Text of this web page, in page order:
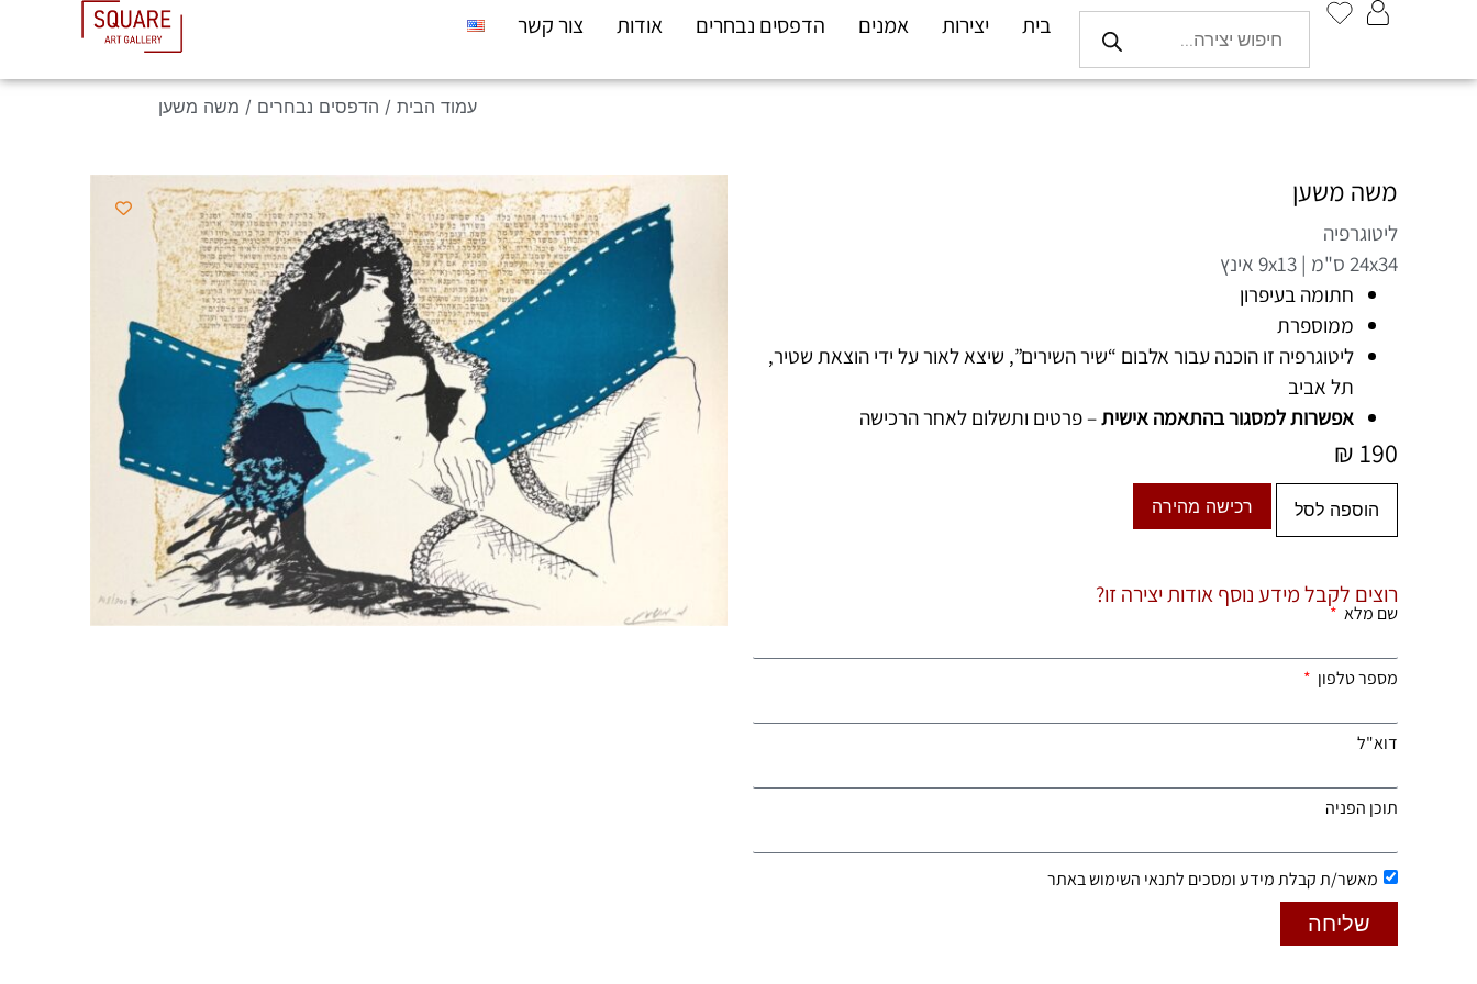
בית יצירות אמנים הדפסים נבחרים אודות צור קשר
עמוד הבית / הדפסים נבחרים / משה משען
משה משען
ליטוגרפיה
24x34 ס"מ | 9x13 אינץ
חתומה בעיפרון
ממוספרת
ליטוגרפיה זו הוכנה עבור אלבום “שיר השירים”, שיצא לאור על ידי הוצאת שטיר,
תל אביב
אפשרות למסגור בהתאמה אישית– פרטים ותשלום לאחר הרכישה
₪ 190
הוספה לסל רכישה מהירה
רוצים לקבל מידע נוסף אודות יצירה זו?
שם מלא
מספר טלפון
דוא"ל
תוכן הפניה
מאשר/ת קבלת מידע ומסכים לתנאי השימוש באתר
שליחה